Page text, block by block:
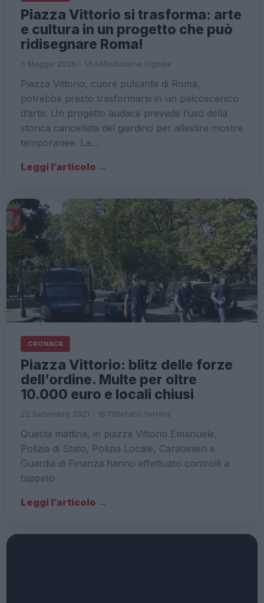
Piazza Vittorio si trasforma: arte
e cultura in un progetto che può
ridisegnare Roma!
5 Maggio 2026 - 14:44Redazione Digitale
Piazza Vittorio, cuore pulsante di Roma,
potrebbe presto trasformarsi in un palcoscenico
d’arte. Un progetto audace prevede l’uso della
storica cancellata del giardino per allestire mostre
temporanee. La…
Leggi l’articolo →
CRONACA
Piazza Vittorio: blitz delle forze
dell’ordine. Multe per oltre
10.000 euro e locali chiusi
22 Settembre 2021 - 18:11Stefano Ferrera
Questa mattina, in piazza Vittorio Emanuele,
Polizia di Stato, Polizia Locale, Carabinieri e
Guardia di Finanza hanno effettuato controlli a
tappeto
Leggi l’articolo →